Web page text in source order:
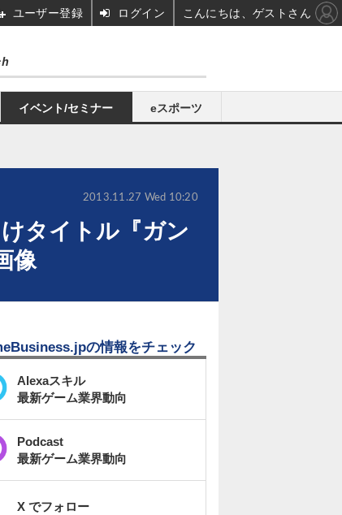
イベント/セミナー eスポーツ
タイトル『ガン
像
2013.11.27 Wed 10:20
の情報をチェック
Alexaスキル
最新ゲーム業界動向
Podcast
最新ゲーム業界動向
X でフォロー
ユーザー登録 ログイン こんにちは、ゲストさん